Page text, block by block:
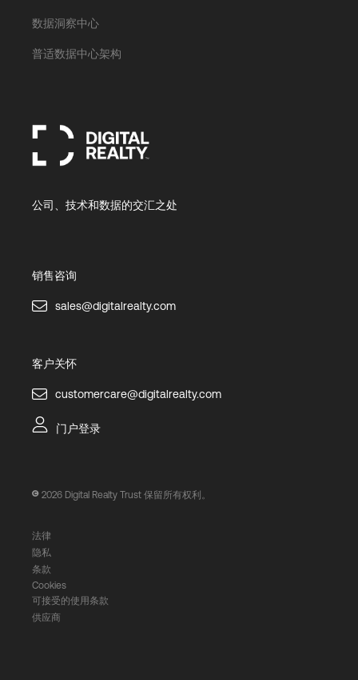
数据洞察中心
普适数据中心架构
公司、技术和数据的交汇之处
销售咨询
sales@digitalrealty.com
客户关怀
customercare@digitalrealty.com
门户登录
2026 Digital Realty Trust 保留所有权利。
法律
隐私
条款
Cookies
可接受的使用条款
供应商